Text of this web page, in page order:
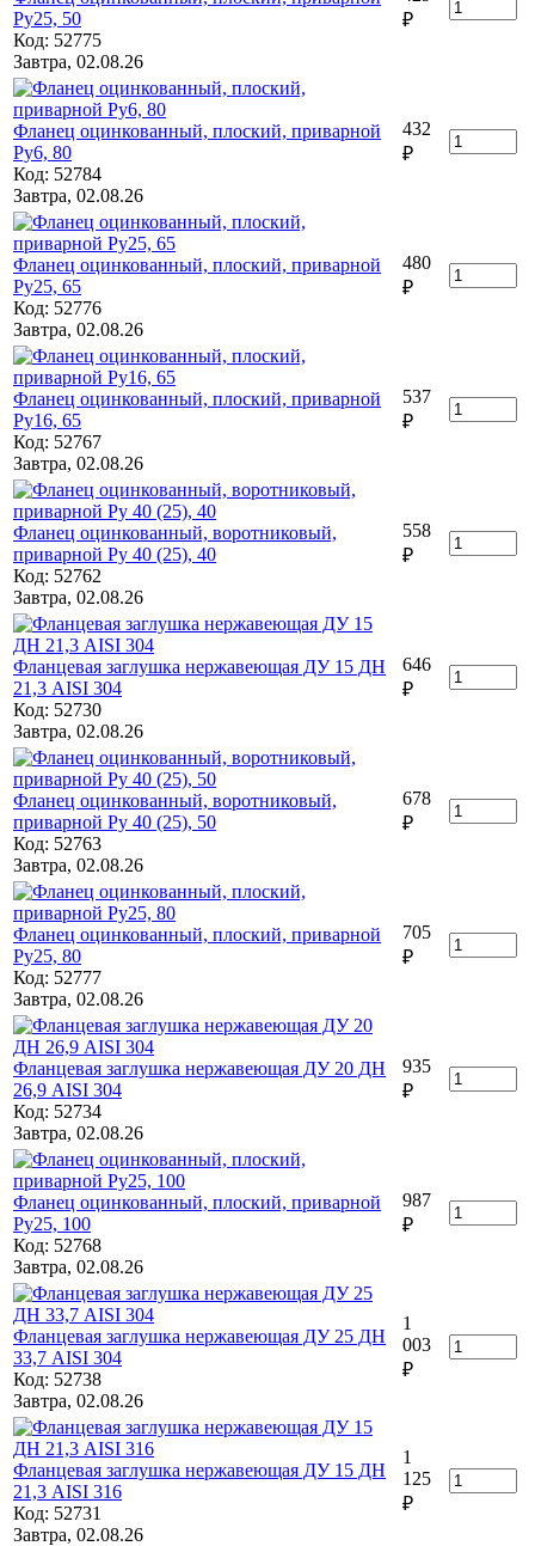
Ру25, 50
Код: 52775
Завтра, 02.08.26
₽
Фланец оцинкованный, плоский, приварной
Ру6, 80
Код: 52784
Завтра, 02.08.26
432
₽
Фланец оцинкованный, плоский, приварной
Ру25, 65
Код: 52776
Завтра, 02.08.26
480
₽
Фланец оцинкованный, плоский, приварной
Ру16, 65
Код: 52767
Завтра, 02.08.26
537
₽
Фланец оцинкованный, воротниковый,
приварной Ру 40 (25), 40
Код: 52762
Завтра, 02.08.26
558
₽
Фланцевая заглушка нержавеющая ДУ 15 ДН
21,3 AISI 304
Код: 52730
Завтра, 02.08.26
646
₽
Фланец оцинкованный, воротниковый,
приварной Ру 40 (25), 50
Код: 52763
Завтра, 02.08.26
678
₽
Фланец оцинкованный, плоский, приварной
Ру25, 80
Код: 52777
Завтра, 02.08.26
705
₽
Фланцевая заглушка нержавеющая ДУ 20 ДН
26,9 AISI 304
Код: 52734
Завтра, 02.08.26
935
₽
Фланец оцинкованный, плоский, приварной
Ру25, 100
Код: 52768
Завтра, 02.08.26
987
₽
Фланцевая заглушка нержавеющая ДУ 25 ДН
33,7 AISI 304
Код: 52738
Завтра, 02.08.26
1
003
₽
Фланцевая заглушка нержавеющая ДУ 15 ДН
21,3 AISI 316
Код: 52731
Завтра, 02.08.26
1
125
₽